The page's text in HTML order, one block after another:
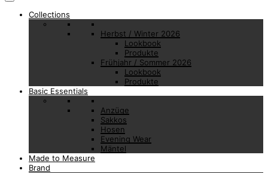
Collections
Herbst / Winter 2026
Lookbook
Produkte
Frühjahr / Sommer 2026
Lookbook
Produkte
Basic Essentials
Anzüge
Sakkos
Hosen
Evening Wear
Mäntel
Made to Measure
Brand